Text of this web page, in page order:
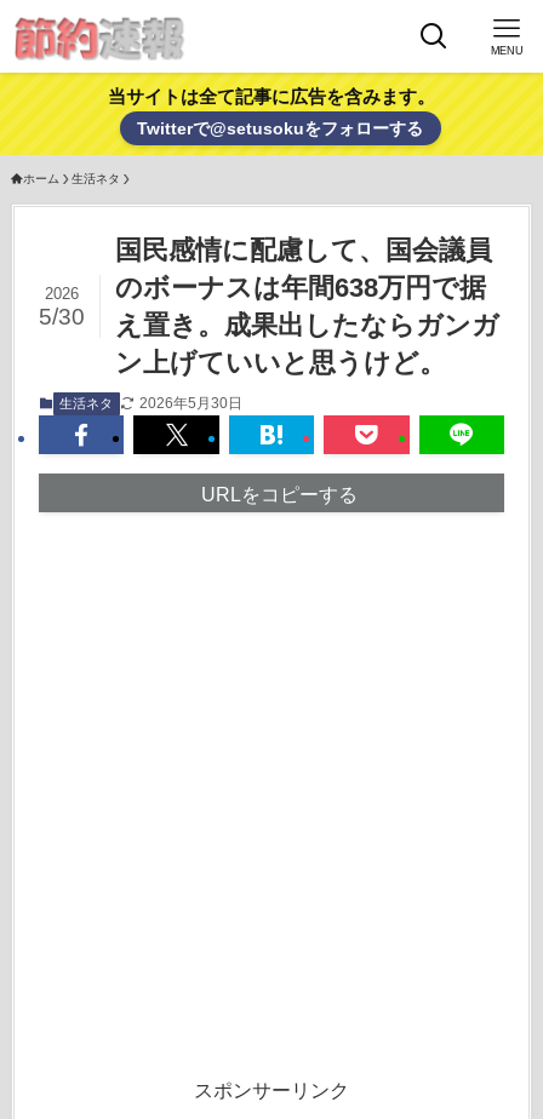
MENU
当サイトは全て記事に広告を含みます。
Twitterで@setusokuをフォローする
ホーム 生活ネタ
国民感情に配慮して、国会議員
のボーナスは年間638万円で据
え置き。成果出したならガンガ
ン上げていいと思うけど。
2026
5/30
生活ネタ 2026年5月30日
URLをコピーする
スポンサーリンク